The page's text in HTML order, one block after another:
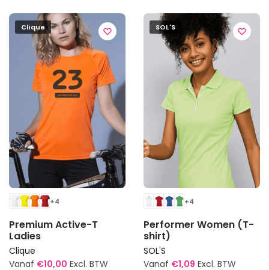
variaties.
Deze
gekozen
worden
productpagina
variaties.
Deze
optie
gekozen
worden
productpagina
Clique
+4
Premium Active-T
Ladies
Clique
Vanaf €10,00 Excl. BTW
SOL'S
+4
Performer Women (T-
shirt)
SOL'S
Vanaf €1,09 Excl. BTW